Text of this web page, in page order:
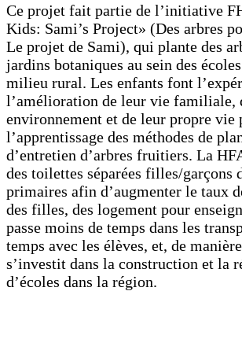
Ce projet fait partie de l’initiative
Kids: Sami’s Project» (Des arbres
Le projet de Sami), qui plante des
jardins botaniques au sein des
milieu rural. Les enfants font
l’amélioration de leur vie familiale,
environnement et de leur propre vie
l’apprentissage des méthodes de
d’entretien d’arbres fruitiers. La
des toilettes séparées filles/garçons
primaires afin d’augmenter le taux
des filles, des logement pour
passe moins de temps dans les
temps avec les élèves, et, de
s’investit dans la construction et la
d’écoles dans la région.